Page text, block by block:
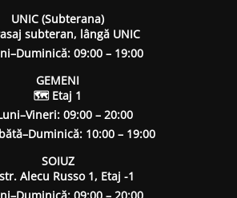
UNIC (Subterana)
subteran, lângă UNIC
09:00 – 19:00
GEMENI
🗺 Etaj 1
09:00 – 20:00
10:00 – 19:00
SOIUZ
Alecu Russo 1, Etaj -1